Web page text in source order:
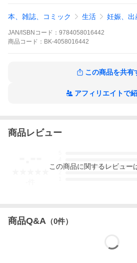
第一子を迎えるママ＆パパにとって、妊
めてのことばかり。本や雑誌、Webや
情報を欲しいときに手に入れられる世の
が多すぎて「必要じゃないコト」にまで
りがすばらしいお産を迎えてほしい、と
が、学研の育児書「らくらくあんしん」
本書では、漫画「コウノドリ」の主人公
本書とじ込みページ内の二次元コードま
にアクセスし、記載内容に従ってシリア
※本サービスは予告なく終了する場合が
本、雑誌、コミック 生活 妊娠、出
JAN/ISBNコード： 9784058016442
商品 コード： BK-4058016442
この商品を共有
アフィリエイトで
商品レビュー
3
この商品に関するレビュー
商品Q&A （0件）